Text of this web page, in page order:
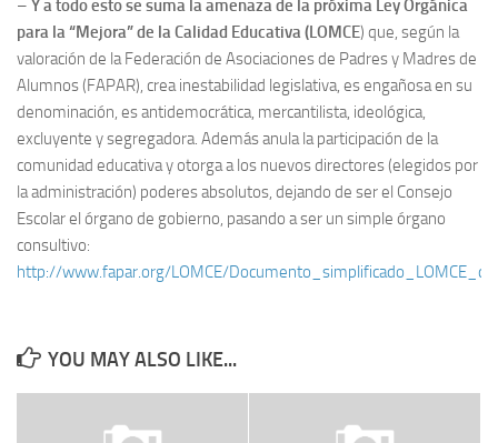
– Y a todo esto se suma la amenaza de la próxima Ley Orgánica
para la “Mejora” de la Calidad Educativa (LOMCE) que, según la
valoración de la Federación de Asociaciones de Padres y Madres de
Alumnos (FAPAR), crea inestabilidad legislativa, es engañosa en su
denominación, es antidemocrática, mercantilista, ideológica,
excluyente y segregadora. Además anula la participación de la
comunidad educativa y otorga a los nuevos directores (elegidos por
la administración) poderes absolutos, dejando de ser el Consejo
Escolar el órgano de gobierno, pasando a ser un simple órgano
consultivo:
http://www.fapar.org/LOMCE/
YOU MAY ALSO LIKE...